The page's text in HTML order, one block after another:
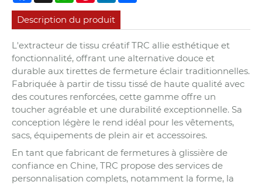
Description du produit
L'extracteur de tissu créatif TRC allie esthétique et
fonctionnalité, offrant une alternative douce et
durable aux tirettes de fermeture éclair traditionnelles.
Fabriquée à partir de tissu tissé de haute qualité avec
des coutures renforcées, cette gamme offre un
toucher agréable et une durabilité exceptionnelle. Sa
conception légère le rend idéal pour les vêtements,
sacs, équipements de plein air et accessoires.
En tant que fabricant de fermetures à glissière de
confiance en Chine, TRC propose des services de
personnalisation complets, notamment la forme, la